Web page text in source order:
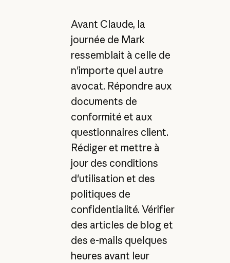
Avant Claude, la
journée de Mark
ressemblait à celle de
n'importe quel autre
avocat. Répondre aux
documents de
conformité et aux
questionnaires client.
Rédiger et mettre à
jour des conditions
d'utilisation et des
politiques de
confidentialité. Vérifier
des articles de blog et
des e-mails quelques
heures avant leur